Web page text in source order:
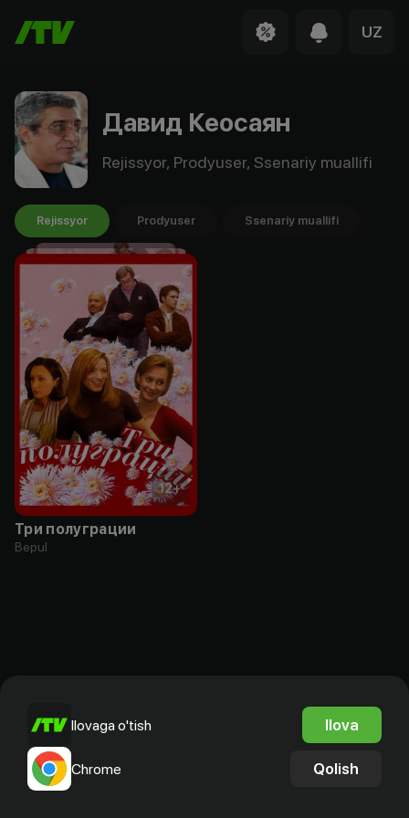
UZ
Давид Кеосаян
Rejissyor, Prodyuser, Ssenariy muallifi
Rejissyor Prodyuser Ssenariy muallifi
12+
Три полуграции
Bepul
Ilovaga o'tish Ilova
Chrome Qolish